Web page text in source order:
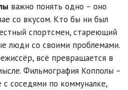
важно понять одно – оно
со вкусом. Кто бы ни был
спортсмен, стареющий
люди со своими проблемами.
всё превращается в
Фильмография Копполы –
с соседями по коммуналке,